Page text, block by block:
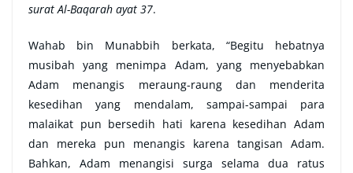
surat Al-Baqarah ayat 37.
Wahab bin Munabbih berkata, “Begitu hebatnya
musibah yang menimpa Adam, yang menyebabkan
Adam menangis meraung-raung dan menderita
kesedihan yang mendalam, sampai-sampai para
malaikat pun bersedih hati karena kesedihan Adam
dan mereka pun menangis karena tangisan Adam.
Bahkan, Adam menangisi surga selama dua ratus